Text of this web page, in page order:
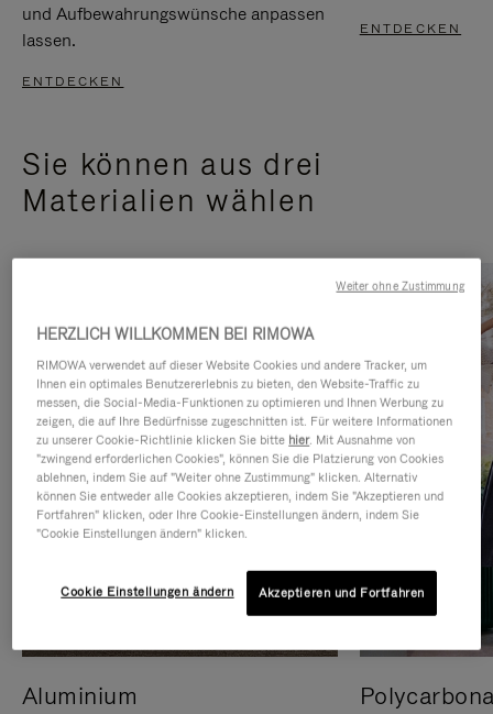
und Aufbewahrungswünsche anpassen
lassen.
ENTDECKEN
ENTDECKEN
Sie können aus drei
Materialien wählen
Aluminium
HERZLICH WILLKOMMEN BEI RIMOWA
RIMOWA verwendet auf dieser Website Cookies und andere Tracker, um
Ihnen ein optimales Benutzererlebnis zu bieten, den Website-Traffic zu
messen, die Social-Media-Funktionen zu optimieren und Ihnen Werbung zu
zeigen, die auf Ihre Bedürfnisse zugeschnitten ist. Für weitere Informationen
zu unserer Cookie-Richtlinie klicken Sie bitte hier. Mit Ausnahme von
"zwingend erforderlichen Cookies", können Sie die Platzierung von Cookies
ablehnen, indem Sie auf "Weiter ohne Zustimmung" klicken. Alternativ
können Sie entweder alle Cookies akzeptieren, indem Sie "Akzeptieren und
Fortfahren" klicken, oder Ihre Cookie-Einstellungen ändern, indem Sie
"Cookie Einstellungen ändern" klicken.
Cookie Einstellungen ändern Akzeptieren und Fortfahren
Weiter ohne Zustimmung